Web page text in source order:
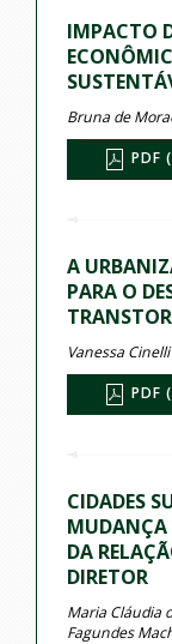
IMPACTO
Bruna de
PDF
A
PARA O
Vanessa
PDF
CIDADES
MUDANÇA
DA
DIRETOR
Maria Cláudia
Fagundes